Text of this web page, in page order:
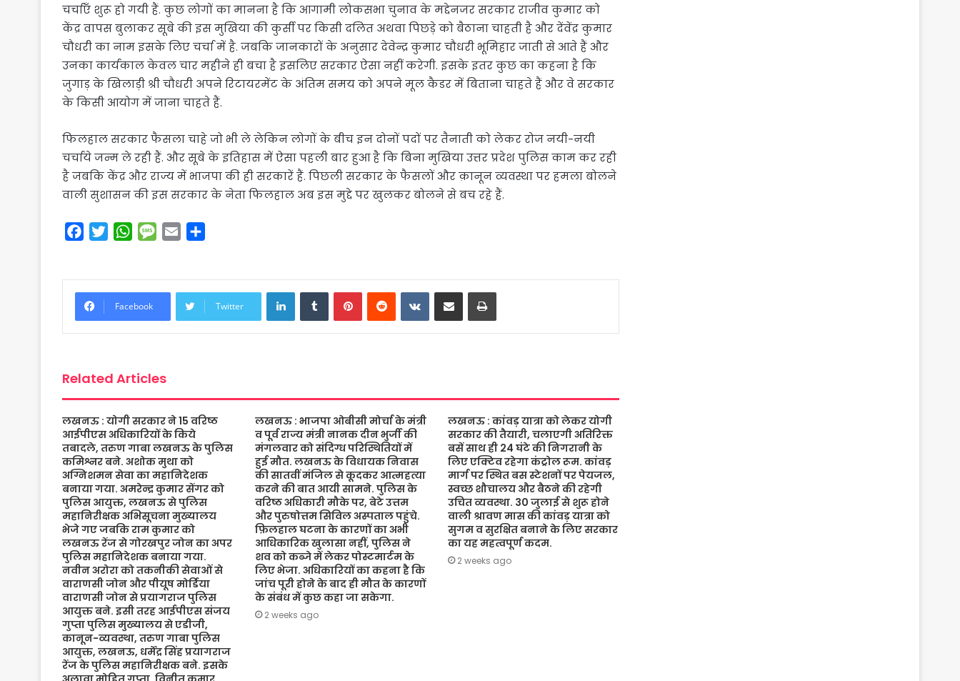
चर्चाएँ शुरू हो गयी हैं. कुछ लोगों का मानना है कि आगामी लोकसभा चुनाव के मद्देनजर सरकार राजीव कुमार को
केंद्र वापस बुलाकर सूबे की इस मुखिया की कुर्सी पर किसी दलित अथवा पिछड़े को बैठाना चाहती है और देंवेंद्र कुमार
चौधरी का नाम इसके लिए चर्चा में है. जबकि जानकारों के अनुसार देवेन्द्र कुमार चौधरी भूमिहार जाती से आते हैं और
उनका कार्यकाल केवल चार महीने ही बचा है इसलिए सरकार ऐसा नहीं करेगी. इसके इतर कुछ का कहना है कि
जुगाड़ के खिलाड़ी श्री चौधरी अपने रिटायरमेंट के अंतिम समय को अपने मूल कैडर में बिताना चाहते हैं और वे सरकार
के किसी आयोग में जाना चाहते हैं.
फिलहाल सरकार फैसला चाहे जो भी ले लेकिन लोगों के बीच इन दोनों पदों पर तैनाती को लेकर रोज नयी-नयी
चर्चाये जन्म ले रही हैं. और सूबे के इतिहास में ऐसा पहली बार हुआ है कि बिना मुखिया उत्तर प्रदेश पुलिस काम कर रही
है जबकि केंद्र और राज्य में भाजपा की ही सरकारें हैं. पिछली सरकार के फैसलों और क़ानून व्यवस्था पर हमला बोलने
वाली सुशासन की इस सरकार के नेता फिलहाल अब इस मुद्दे पर खुलकर बोलने से बच रहे हैं.
b
o
e
W
s
A
M
g
Facebook Twitter
LinkedInTumblrPinterestReddit VKontakte
Share via Email Print
Related Articles
लखनऊ : योगी सरकार ने 15 वरिष्ठ
आईपीएस अधिकारियों के किये
तबादले, तरुण गाबा लखनऊ के पुलिस
कमिश्नर बने. अशोक मुथा को
अग्निशमन सेवा का महानिदेशक
बनाया गया. अमरेन्द्र कुमार सेंगर को
पुलिस आयुक्त, लखनऊ से पुलिस
महानिरीक्षक अभिसूचना मुख्यालय
भेजे गए जबकि राम कुमार को
लखनऊ रेंज से गोरखपुर जोन का अपर
पुलिस महानिदेशक बनाया गया.
नवीन अरोरा को तकनीकी सेवाओं से
वाराणसी जोन और पीयूष मोर्डिया
वाराणसी जोन से प्रयागराज पुलिस
आयुक्त बने. इसी तरह आईपीएस संजय
गुप्ता पुलिस मुख्यालय से एडीजी,
कानून-व्यवस्था, तरुण गाबा पुलिस
आयुक्त, लखनऊ, धर्मेंद्र सिंह प्रयागराज
रेंज के पुलिस महानिरीक्षक बने. इसके
लखनऊ : भाजपा ओबीसी मोर्चा के मंत्री
व पूर्व राज्य मंत्री नानक दीन भुर्जी की
मंगलवार को संदिग्ध परिस्थितियों में
हुई मौत. लखनऊ के विधायक निवास
की सातवीं मंजिल से कूदकर आत्महत्या
करने की बात आयी सामने. पुलिस के
वरिष्ठ अधिकारी मौके पर, बेटे उत्तम
और पुरुषोत्तम सिविल अस्पताल पहुंचे.
फ़िलहाल घटना के कारणों का अभी
आधिकारिक खुलासा नहीं, पुलिस ने
शव को कब्जे में लेकर पोस्टमार्टम के
लिए भेजा. अधिकारियों का कहना है कि
जांच पूरी होने के बाद ही मौत के कारणों
के संबंध में कुछ कहा जा सकेगा.
2 weeks ago
लखनऊ : कांवड़ यात्रा को लेकर योगी
सरकार की तैयारी, चलाएगी अतिरिक्त
बसें साथ ही 24 घंटे की निगरानी के
लिए एक्टिव रहेगा कंट्रोल रूम. कांवड़
मार्ग पर स्थित बस स्टेशनों पर पेयजल,
स्वच्छ शौचालय और बैठने की रहेगी
उचित व्यवस्था. 30 जुलाई से शुरू होने
वाली श्रावण मास की कांवड़ यात्रा को
सुगम व सुरक्षित बनाने के लिए सरकार
का यह महत्वपूर्ण कदम.
2 weeks ago